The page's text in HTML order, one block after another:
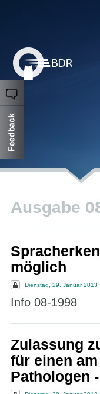
Ausgabe
möglich
Dienstag, 29. Januar 2013
Info 08-1998
Zulassung
für einen
Pathologen